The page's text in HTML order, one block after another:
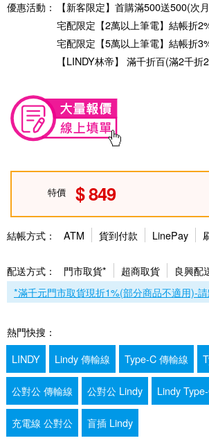
優惠活動：
【新客限定】首購滿500送500(次
宅配限定【2萬以上筆電】結帳折
宅配限定【5萬以上筆電】結帳折
【LINDY林帝】 滿千折百(滿2千
特價 849
結帳方式： ATM 貨到付款 LinePay
配送方式： 門市取貨* 超商取貨
良興配
*滿千元門市取貨現折1%(部分商品不適用)-
熱門快搜：
LINDY
Lindy 傳輸線 Type-C 傳輸線
公對公 傳輸線 公對公 Lindy Lindy
充電線 公對公 盲插 Lindy